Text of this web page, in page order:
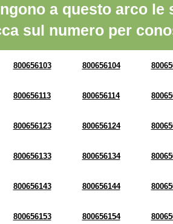
a questo arco le
sul numero per
800656103 800656104
800656113 800656114
800656123 800656124
800656133 800656134
800656143 800656144
800656153 800656154